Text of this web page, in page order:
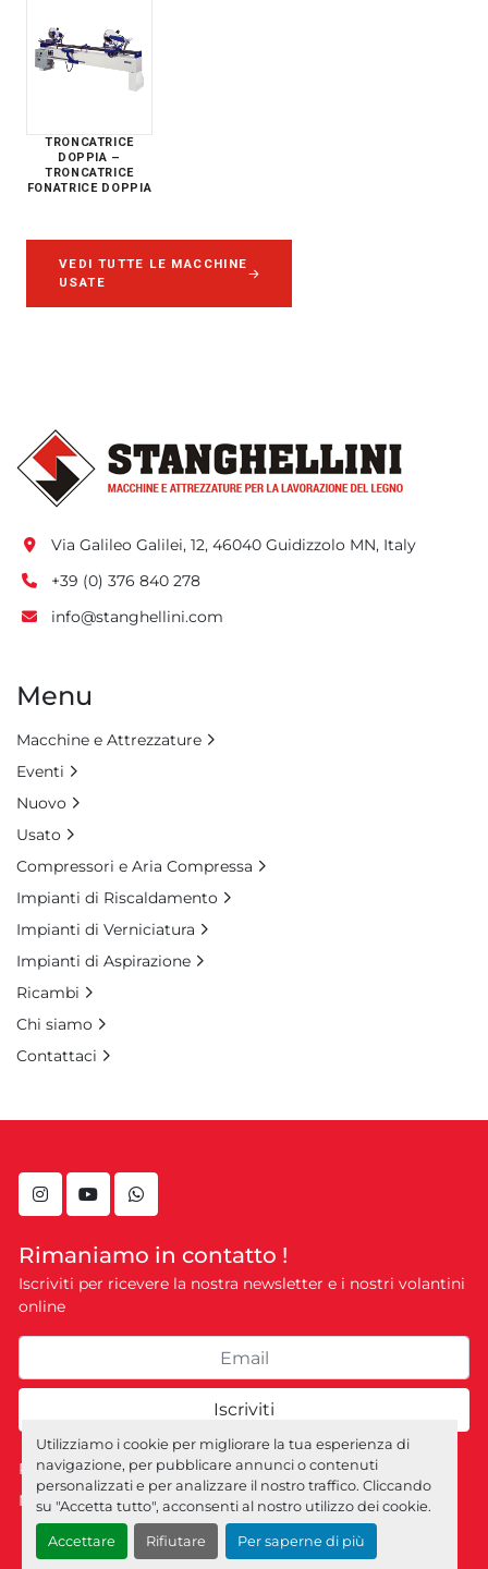
Utilizziamo i cookie per migliorare la tua esperienza di
navigazione, per pubblicare annunci o contenuti
personalizzati e per analizzare il nostro traffico. Cliccando
su "Accetta tutto", acconsenti al nostro utilizzo dei cookie.
Accettare Rifiutare Per saperne di più
TRONCATRICE
DOPPIA –
TRONCATRICE
FONATRICE DOPPIA
VEDI TUTTE LE MACCHINE
USATE
instagramyoutubewhatsapp
Rimaniamo in contatto !
Iscriviti per ricevere la nostra newsletter e i nostri volantini
online
Iscriviti
Personalizza le preferenze sui Cookies
Machinio Systemsito web di Machinio
Via Galileo Galilei, 12, 46040 Guidizzolo MN, Italy
+39 (0) 376 840 278
info@stanghellini.com
Menu
Macchine e Attrezzature
Eventi
Nuovo
Usato
Compressori e Aria Compressa
Impianti di Riscaldamento
Impianti di Verniciatura
Impianti di Aspirazione
Ricambi
Chi siamo
Contattaci